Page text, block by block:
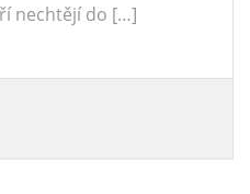
nechtějí do […]